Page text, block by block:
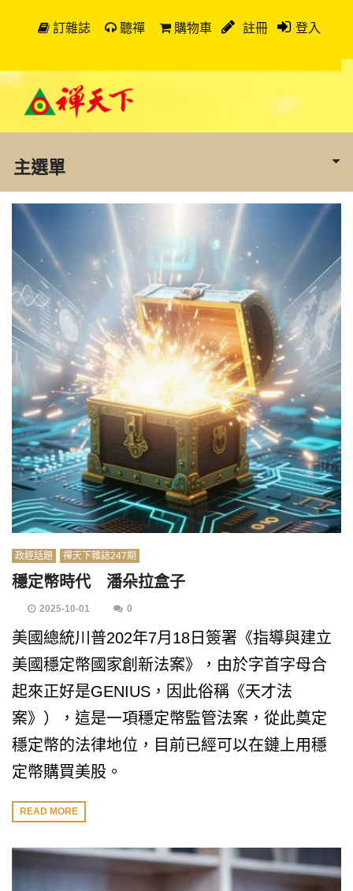
訂雜誌 聽禪 購物車 註冊 登入
主選單
政經話題 禪天下雜誌247期
穩定幣時代 潘朵拉盒子
2025-10-01 0
美國總統川普202年7月18日簽署《指導與建立
美國穩定幣國家創新法案》，由於字首字母合
起來正好是GENIUS，因此俗稱《天才法
案》），這是一項穩定幣監管法案，從此奠定
穩定幣的法律地位，目前已經可以在鏈上用穩
定幣購買美股。
READ MORE